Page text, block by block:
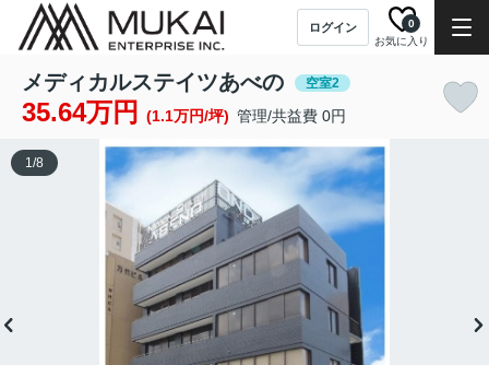
ログイン
お気に入り
0
メディカルステイツあべの 空室2
35.64万円 (1.1万円/坪) 管理/共益費 0円
1/8